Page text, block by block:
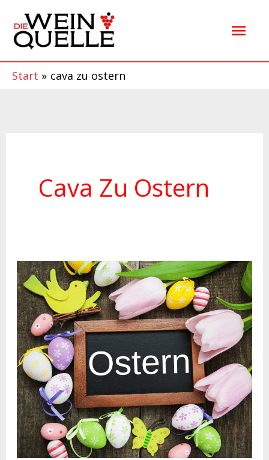
Inhalt
springen
Start cava zu ostern
Cava Zu Ostern
Osterweine